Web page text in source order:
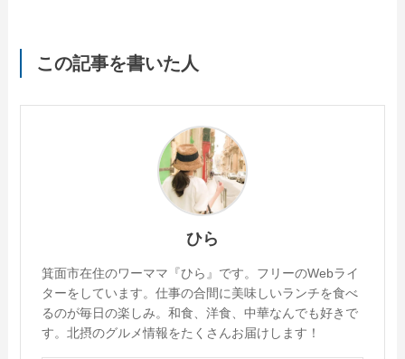
この記事を書いた人
ひら
箕面市在住のワーママ『ひら』です。フリーのWebライ
ターをしています。仕事の合間に美味しいランチを食べ
るのが毎日の楽しみ。和食、洋食、中華なんでも好きで
す。北摂のグルメ情報をたくさんお届けします！